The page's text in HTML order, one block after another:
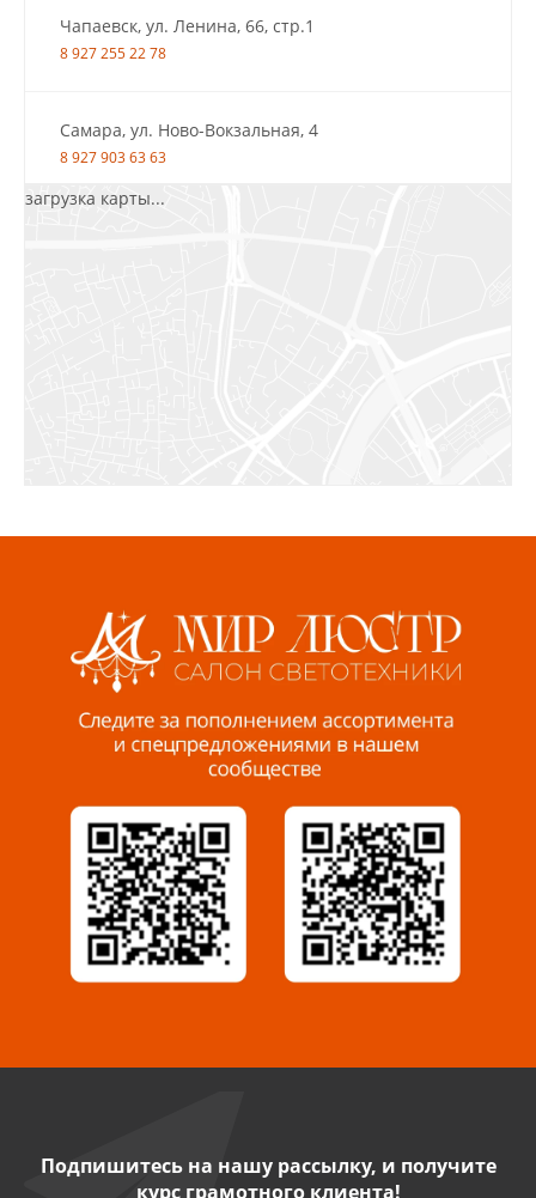
Чапаевск, ул. Ленина, 66, стр.1
8 927 255 22 78
Самара, ул. Ново-Вокзальная, 4
8 927 903 63 63
Пенза, ул. Пролетарская, 61 ТЦ "Стройбери"
Миасс, ул. Романенко, 95
8 922 500 30 39
Сызрань, ул. Декабристов, 1А
8 927 009 54 63
Саратов, ул. Танкистов, 37 (БЦ «Дикомп»)
загрузка карты...
Подпишитесь на нашу рассылку, и получите
курс грамотного клиента!